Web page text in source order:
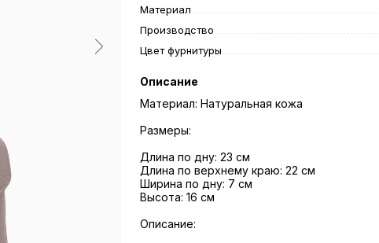
Материал
Производство
Цвет фурнитуры
Описание
Материал: Натуральная кожа
Размеры:
Длина по дну: 23 см
Длина по верхнему краю: 22 см
Ширина по дну: 7 см
Высота: 16 см
Описание: